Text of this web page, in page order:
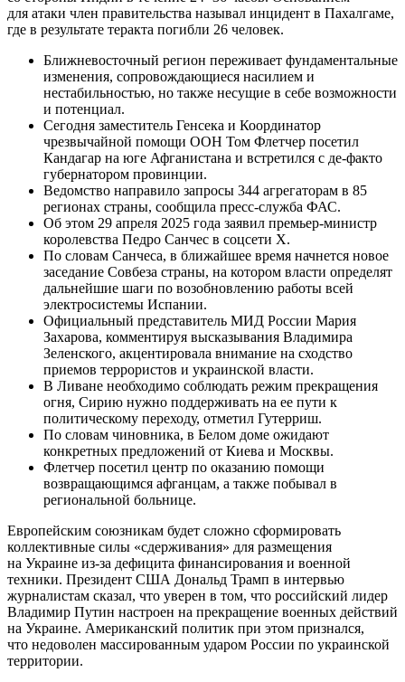
для атаки член правительства называл инцидент в Пахалгаме,
где в результате теракта погибли 26 человек.
Ближневосточный регион переживает фундаментальные
изменения, сопровождающиеся насилием и
нестабильностью, но также несущие в себе возможности
и потенциал.
Сегодня заместитель Генсека и Координатор
чрезвычайной помощи ООН Том Флетчер посетил
Кандагар на юге Афганистана и встретился с де-факто
губернатором провинции.
Ведомство направило запросы 344 агрегаторам в 85
регионах страны, сообщила пресс-служба ФАС.
Об этом 29 апреля 2025 года заявил премьер-министр
королевства Педро Санчес в соцсети X.
По словам Санчеса, в ближайшее время начнется новое
заседание Совбеза страны, на котором власти определят
дальнейшие шаги по возобновлению работы всей
электросистемы Испании.
Официальный представитель МИД России Мария
Захарова, комментируя высказывания Владимира
Зеленского, акцентировала внимание на сходство
приемов террористов и украинской власти.
В Ливане необходимо соблюдать режим прекращения
огня, Сирию нужно поддерживать на ее пути к
политическому переходу, отметил Гутерриш.
По словам чиновника, в Белом доме ожидают
конкретных предложений от Киева и Москвы.
Флетчер посетил центр по оказанию помощи
возвращающимся афганцам, а также побывал в
региональной больнице.
Европейским союзникам будет сложно сформировать
коллективные силы «сдерживания» для размещения
на Украине из-за дефицита финансирования и военной
техники. Президент США Дональд Трамп в интервью
журналистам сказал, что уверен в том, что российский лидер
Владимир Путин настроен на прекращение военных действий
на Украине. Американский политик при этом признался,
что недоволен массированным ударом России по украинской
территории.